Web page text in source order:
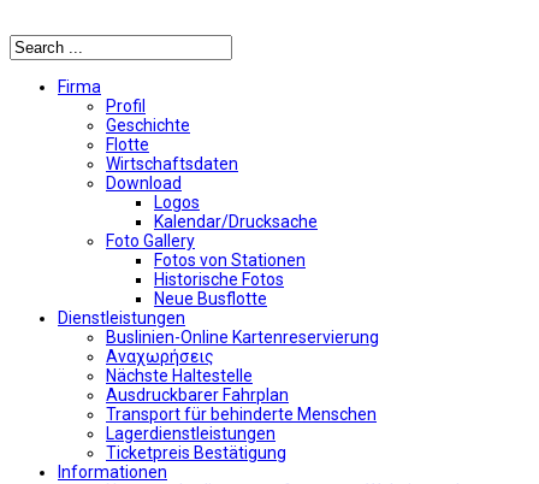
Firma
Profil
Geschichte
Flotte
Wirtschaftsdaten
Download
Logos
Kalendar/Drucksache
Foto Gallery
Fotos von Stationen
Historische Fotos
Neue Busflotte
Dienstleistungen
Buslinien-Online Kartenreservierung
Αναχωρήσεις
Nächste Haltestelle
Αusdruckbarer Fahrplan
Transport für behinderte Menschen
Lagerdienstleistungen
Ticketpreis Bestätigung
Informationen